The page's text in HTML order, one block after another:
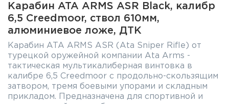
Карабин ATA ARMS ASR Black, калибр
6,5 Creedmoor, ствол 610мм,
алюминиевое ложе, ДТК
Карабин ATA ARMS ASR (Ata Sniper Rifle) от
турецкой оружейной компании Ata Arms -
тактическая мультикалиберная винтовка в
калибре 6,5 Creedmoor с продольно-скользящим
затвором, тремя боевыми упорами и складным
прикладом. Предназначена для спортивной и